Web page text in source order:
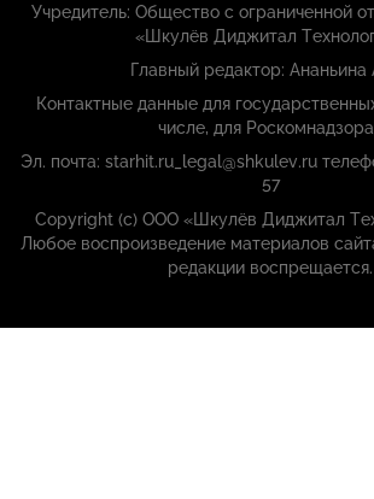
Учредитель: Общество с ограниченной
«Шкулёв Диджитал
Главный редактор:
Контактные данные для
числе, для
Эл. почта: starhit.ru_legal@shkulev.ru
57
Copyright (с) ООО «Шкулёв Диджитал
Любое воспроизведение материалов
редакции воспрещается.